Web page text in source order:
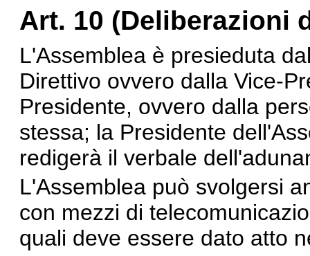
Art. 10 (Deliberazioni
L'Assemblea è presieduta
Direttivo ovvero dalla Vice-
Presidente, ovvero dalla
stessa; la Presidente
redigerà il verbale
L'Assemblea può svolgersi
con mezzi di
quali deve essere dato atto